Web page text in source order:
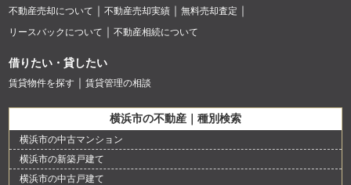
不動産売却について 不動産売却実績
無料売却査定
リースバックについて
不動産相続について
借りたい・貸したい
賃貸物件を探す 賃貸管理の相談
横浜市の不動産｜種別検索
横浜市の中古マンション
横浜市の新築戸建て
横浜市の中古戸建て